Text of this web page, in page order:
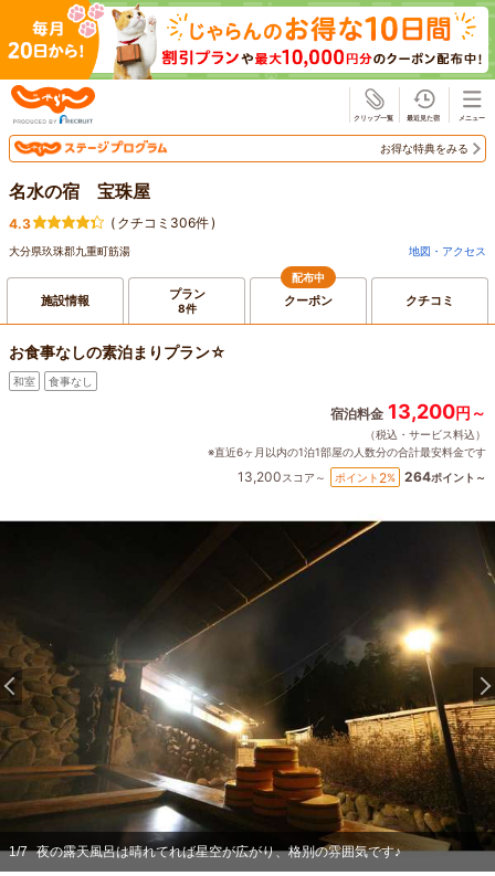
お得な特典をみる
名水の宿 宝珠屋
4.3 ( クチコミ306件)
大分県玖珠郡九重町筋湯 地図・アクセス
施設情報 プラン
8件
配布中
クーポン クチコミ
お食事なしの素泊まりプラン☆
和室 食事なし
宿泊料金 13,200円～
（税込・サービス料込）
※直近6ヶ月以内の1泊1部屋の人数分の合計最安料金です
13,200スコア～ ポイント 2% 264ポイント～
1/7 夜の露天風呂は晴れてれば星空が広がり、格別の雰囲気です♪